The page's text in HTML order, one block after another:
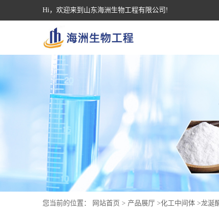
Hi，欢迎来到山东海洲生物工程有限公司!
您当前的位置： 网站首页 > 产品展厅 >化工中间体 >龙涎